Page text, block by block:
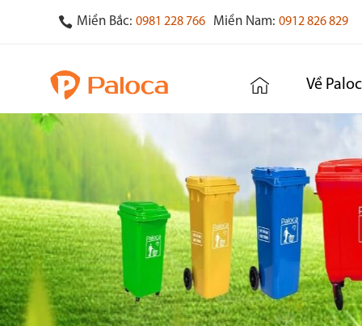
Miền Bắc: 0981 228 766 Miền Nam: 0912 826 829
Về